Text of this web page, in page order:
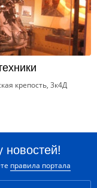
крепость, 3к4Д
правила портала